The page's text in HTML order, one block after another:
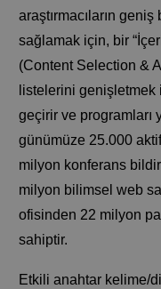
araştırmacıların geniş
sağlamak için, bir
(Content Selection &
listelerini
geçirir ve programları
günümüze 25.000
milyon konferans
milyon bilimsel web
ofisinden 22 milyon
sahiptir.
Etkili anahtar kelime/